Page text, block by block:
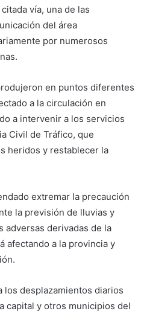
vía, una de las
del área
por numerosos
en puntos diferentes
a la circulación en
a intervenir a los servicios
Civil de Tráfico, que
heridos y restablecer la
extremar la precaución
la previsión de lluvias y
adversas derivadas de la
afectando a la provincia y
los desplazamientos diarios
capital y otros municipios del